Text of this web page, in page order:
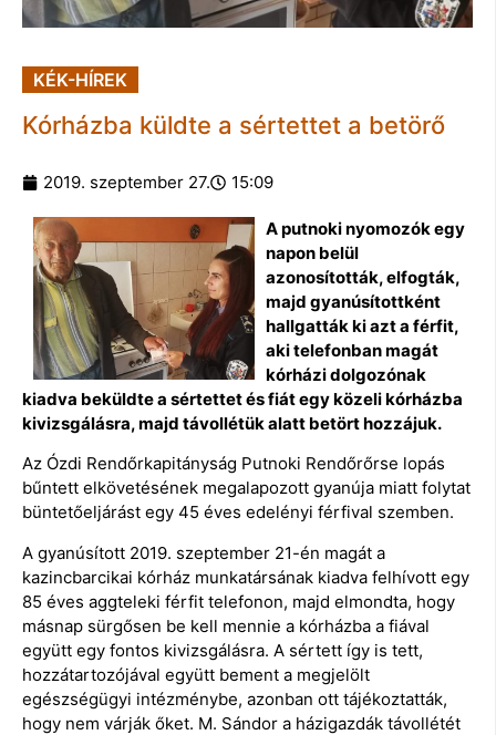
KÉK-HÍREK
Kórházba küldte a sértettet a betörő
2019. szeptember 27. 15:09
A putnoki nyomozók egy
napon belül
azonosították, elfogták,
majd gyanúsítottként
hallgatták ki azt a férfit,
aki telefonban magát
kórházi dolgozónak
kiadva beküldte a sértettet és fiát egy közeli kórházba
kivizsgálásra, majd távollétük alatt betört hozzájuk.
Az Ózdi Rendőrkapitányság Putnoki Rendőrőrse lopás
bűntett elkövetésének megalapozott gyanúja miatt folytat
büntetőeljárást egy 45 éves edelényi férfival szemben.
A gyanúsított 2019. szeptember 21-én magát a
kazincbarcikai kórház munkatársának kiadva felhívott egy
85 éves aggteleki férfit telefonon, majd elmondta, hogy
másnap sürgősen be kell mennie a kórházba a fiával
együtt egy fontos kivizsgálásra. A sértett így is tett,
hozzátartozójával együtt bement a megjelölt
egészségügyi intézménybe, azonban ott tájékoztatták,
hogy nem várják őket. M. Sándor a házigazdák távollétét